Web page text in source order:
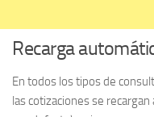
Recarga
En todos los tipos de
las cotizaciones se